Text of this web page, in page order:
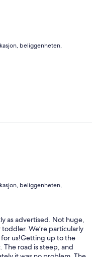
beliggenheten,
beliggenheten,
as advertised. Not huge,
We’re particularly
us!Getting up to the
road is steep, and